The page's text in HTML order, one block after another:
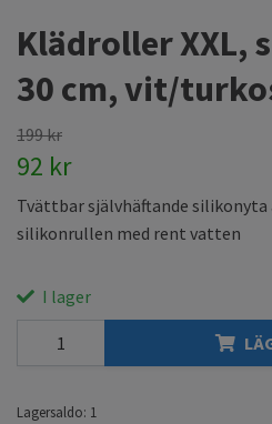
Klädroller XXL,
30 cm, vit/
199 kr
92 kr
Tvättbar självhäftande
silikonrullen med rent vatten
I lager
Lagersaldo: 1